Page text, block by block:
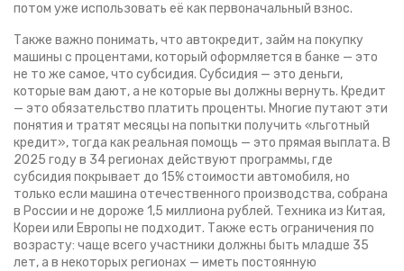
потом уже использовать её как первоначальный взнос.
Также важно понимать, что автокредит, займ на покупку
машины с процентами, который оформляется в банке — это
не то же самое, что субсидия. Субсидия — это деньги,
которые вам дают, а не которые вы должны вернуть. Кредит
— это обязательство платить проценты. Многие путают эти
понятия и тратят месяцы на попытки получить «льготный
кредит», тогда как реальная помощь — это прямая выплата. В
2025 году в 34 регионах действуют программы, где
субсидия покрывает до 15% стоимости автомобиля, но
только если машина отечественного производства, собрана
в России и не дороже 1,5 миллиона рублей. Техника из Китая,
Кореи или Европы не подходит. Также есть ограничения по
возрасту: чаще всего участники должны быть младше 35
лет, а в некоторых регионах — иметь постоянную